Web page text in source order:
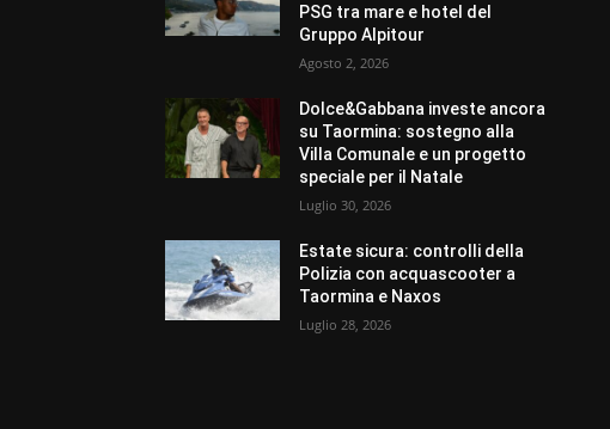
PSG tra mare e hotel del
Gruppo Alpitour
Agosto 2, 2026
Dolce&Gabbana investe ancora
su Taormina: sostegno alla
Villa Comunale e un progetto
speciale per il Natale
Luglio 30, 2026
Estate sicura: controlli della
Polizia con acquascooter a
Taormina e Naxos
Luglio 28, 2026